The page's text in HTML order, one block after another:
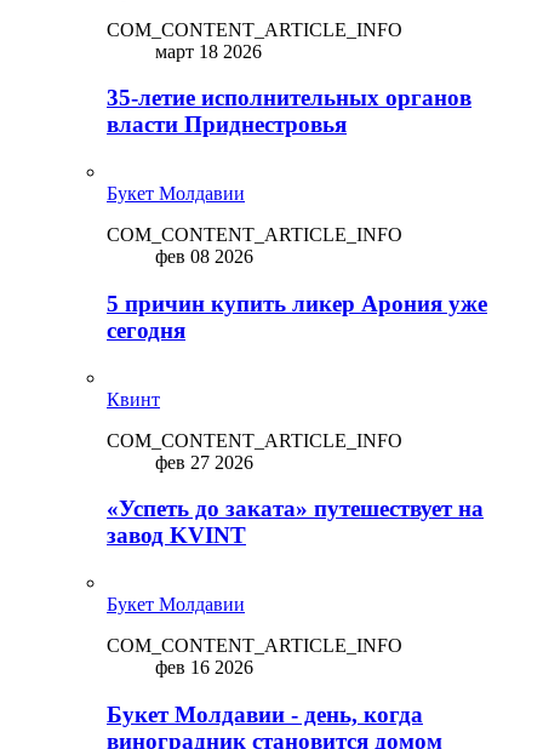
COM_CONTENT_ARTICLE_INFO
март 18 2026
35-летие исполнительных органов
власти Приднестровья
Букет Молдавии
COM_CONTENT_ARTICLE_INFO
фев 08 2026
5 причин купить ликep Арония уже
сегодня
Квинт
COM_CONTENT_ARTICLE_INFO
фев 27 2026
«Успеть до заката» путешествует на
завод KVINT
Букет Молдавии
COM_CONTENT_ARTICLE_INFO
фев 16 2026
Букет Молдавии - день, когда
виноградник становится домом